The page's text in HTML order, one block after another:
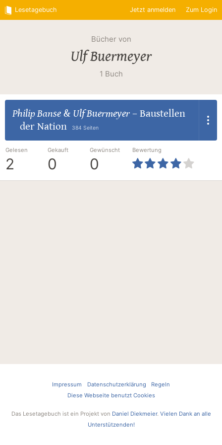
Lesetagebuch Jetzt anmelden Zum Login
Bücher von
Ulf Buermeyer
1 Buch
Philip Banse& Ulf Buermeyer– Baustellen
der Nation
384 Seiten
Gelesen
2
Gekauft
0
Gewünscht
0
Bewertung
Impressum Datenschutzerklärung
Regeln
Diese Webseite benutzt Cookies
Das Lesetagebuch ist ein Projekt von Daniel Diekmeier. Vielen Dank an alle
Unterstützenden!